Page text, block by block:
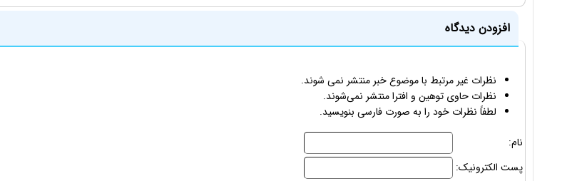
افزودن دیدگاه
نظرات غیر مرتبط با موضوع خبر منتشر نمی شوند.
نظرات حاوی توهین و افترا منتشر نمی‌شوند.
لطفاً نظرات خود را به صورت فارسی بنویسید.
نام:
پست الکترونیک: